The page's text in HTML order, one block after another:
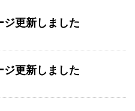
ジ更新しました
ジ更新しました